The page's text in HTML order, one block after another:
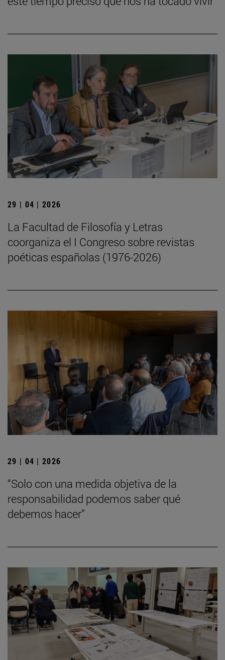
29 | 04 | 2026
La Facultad de Filosofía y Letras
coorganiza el I Congreso sobre revistas
poéticas españolas (1976-2026)
29 | 04 | 2026
“Solo con una medida objetiva de la
responsabilidad podemos saber qué
debemos hacer”